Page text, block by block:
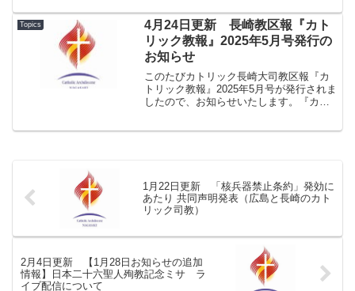
～2017年1月4日（水）の期間は対応いた
しかねます...
Topics
4月24日更新 長崎教区報『カト
リック教報』2025年5月号発行の
お知らせ
このたびカトリック長崎大司教区報『カ
トリック教報』2025年5月号が発行されま
したので、お知らせいたします。『カト
1月22日更新 「核兵器禁止条約」発効に
あたり 共同声明発表（広島と長崎のカト
リック司教）
2月4日更新 【1月28日お知らせの追加
情報】日本二十六聖人殉教記念ミサ ラ
イブ配信について